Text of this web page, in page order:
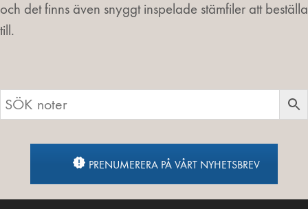
och det finns även snyggt inspelade stämfiler att beställa
till.
PRENUMERERA PÅ VÅRT NYHETSBREV